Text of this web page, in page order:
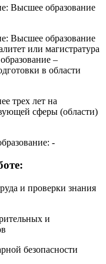
Высшее образование
Высшее образование
или магистратура
–
в области
трех лет на
сферы (области)
-
и проверки знания
и
безопасности